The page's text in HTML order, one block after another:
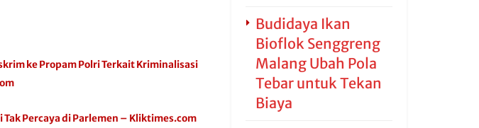
ke Propam Polri Terkait Kriminalisasi
Percaya di Parlemen – Kliktimes.com
Budidaya Ikan
Bioflok Senggreng
Malang Ubah Pola
Tebar untuk Tekan
Biaya